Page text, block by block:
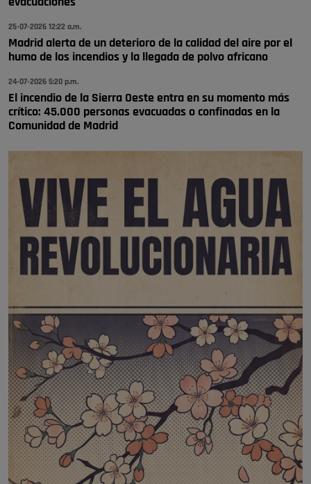
se va porke no tiene piscina 🤪🤪🤪
Pozuelo de Alarcón
🔴 EXCLUSIVA | El comisario de la …
25-07-2026 12:22 a.m.
Madrid alerta de un deterioro de la calidad del aire por el
humo de los incendios y la llegada de polvo africano
24-07-2026 5:20 p.m.
El incendio de la Sierra Oeste entra en su momento más
crítico: 45.000 personas evacuadas o confinadas en la
Comunidad de Madrid